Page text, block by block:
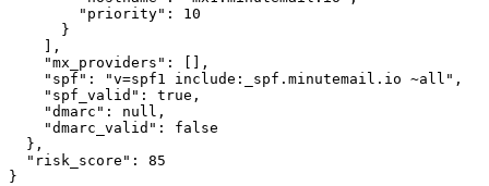
        "priority": 10
      }
    ],
    "mx_providers": [],
    "spf": "v=spf1 include:_spf.minutemail.io ~all",
    "spf_valid": true,
    "dmarc": null,
    "dmarc_valid": false
  },
  "risk_score": 85
}